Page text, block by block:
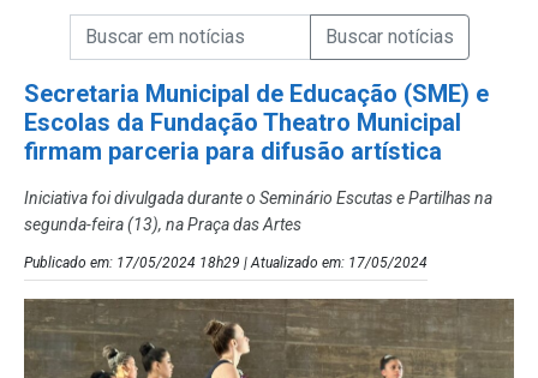
Campo de Busca de Notícias
Campo de Busca de informaçõesEnviar a Busca de Notícias
Secretaria Municipal de Educação (SME) e
Escolas da Fundação Theatro Municipal
firmam parceria para difusão artística
Iniciativa foi divulgada durante o Seminário Escutas e Partilhas na
segunda-feira (13), na Praça das Artes
Publicado em: 17/05/2024 18h29 | Atualizado em: 17/05/2024